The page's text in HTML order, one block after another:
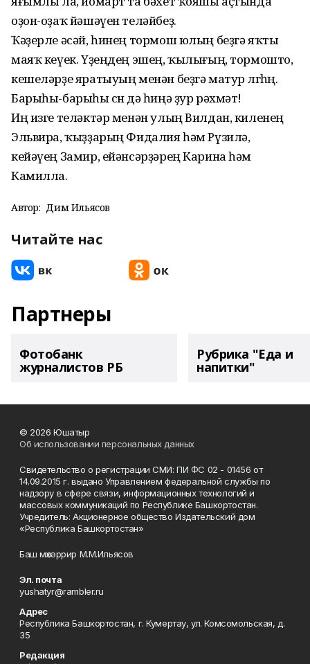
оҙон-оҙаҡ йәшәүен теләйбеҙ.
Ҡәҙерле әсәй, һинең тормош юлың беҙгә яҡты
маяҡ кеүек. Үҙеңдең эшең, ҡылығың, тормошто,
кешеләрҙе яратыуың менән беҙгә матур өлгөһөң.
Барыһы-барыһы өсөн дә һиңә ҙур рәхмәт!
Иң изге теләктәр менән улың Вилдан, киленең
Эльвира, ҡыҙҙарың Фидалия һәм Рүзилә,
кейәүең Замир, ейәнсәрҙәрең Карина һәм
Камилла.
Автор: Дим Ильясов
Читайте нас
Партнеры
Фотобанк
журналистов РБ
Рубрика "Еда и
напитки"
© 2026 Юшатыр
Об использовании персональных данных
Свидетельство о регистрации СМИ: ПИ ФС 02 - 01456 от
14.09.2015 г. выдано Управлением федеральной службы по
надзору в сфере связи, информационных технологий и
массовых коммуникаций по Республике Башкортостан.
Учредитель: Акционерное общество Издательский дом
«Республика Башкортостан»
Баш мөхәррир М.М.Ильясов
Эл. почта
yushatyr@rambler.ru
Адрес
Республика Башкортостан, г. Кумертау, ул. Комсомольская, д.
35
Редакция